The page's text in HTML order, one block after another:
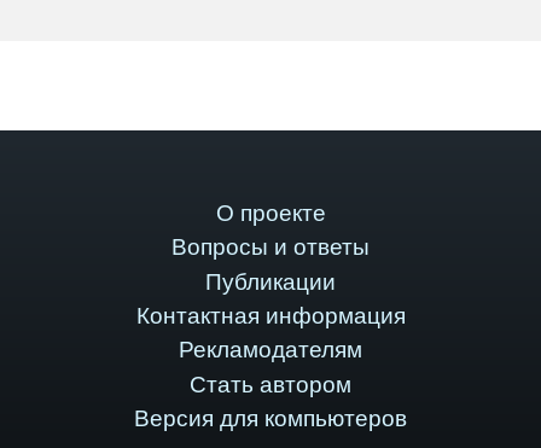
О проекте
Вопросы и ответы
Публикации
Контактная информация
Рекламодателям
Стать автором
Версия для компьютеров